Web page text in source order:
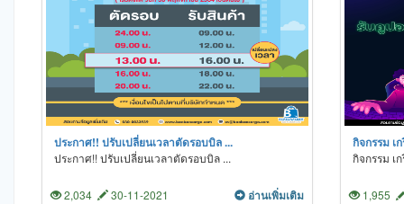
ประกาศ!! ปรับเปลี่ยนเวลาตัดรอบบิล ...
ประกาศ!! ปรับเปลี่ยนเวลาตัดรอบบิล ...
2,034 30-11-2021 อ่านเพิ่มเติม
กิจกรรม เ
กิจกรรม เ
1,955